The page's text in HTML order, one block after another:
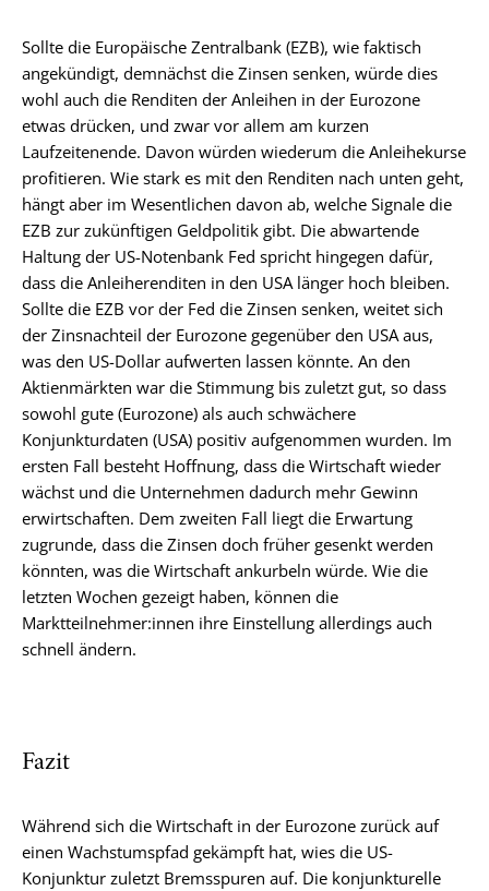
Sollte die Europäische Zentralbank (EZB), wie faktisch
angekündigt, demnächst die Zinsen senken, würde dies
wohl auch die Renditen der Anleihen in der Eurozone
etwas drücken, und zwar vor allem am kurzen
Laufzeitenende. Davon würden wiederum die Anleihekurse
profitieren. Wie stark es mit den Renditen nach unten geht,
hängt aber im Wesentlichen davon ab, welche Signale die
EZB zur zukünftigen Geldpolitik gibt. Die abwartende
Haltung der US-Notenbank Fed spricht hingegen dafür,
dass die Anleiherenditen in den USA länger hoch bleiben.
Sollte die EZB vor der Fed die Zinsen senken, weitet sich
der Zinsnachteil der Eurozone gegenüber den USA aus,
was den US-Dollar aufwerten lassen könnte. An den
Aktienmärkten war die Stimmung bis zuletzt gut, so dass
sowohl gute (Eurozone) als auch schwächere
Konjunkturdaten (USA) positiv aufgenommen wurden. Im
ersten Fall besteht Hoffnung, dass die Wirtschaft wieder
wächst und die Unternehmen dadurch mehr Gewinn
erwirtschaften. Dem zweiten Fall liegt die Erwartung
zugrunde, dass die Zinsen doch früher gesenkt werden
könnten, was die Wirtschaft ankurbeln würde. Wie die
letzten Wochen gezeigt haben, können die
Marktteilnehmer:innen ihre Einstellung allerdings auch
schnell ändern.
Fazit
Während sich die Wirtschaft in der Eurozone zurück auf
einen Wachstumspfad gekämpft hat, wies die US-
Konjunktur zuletzt Bremsspuren auf. Die konjunkturelle